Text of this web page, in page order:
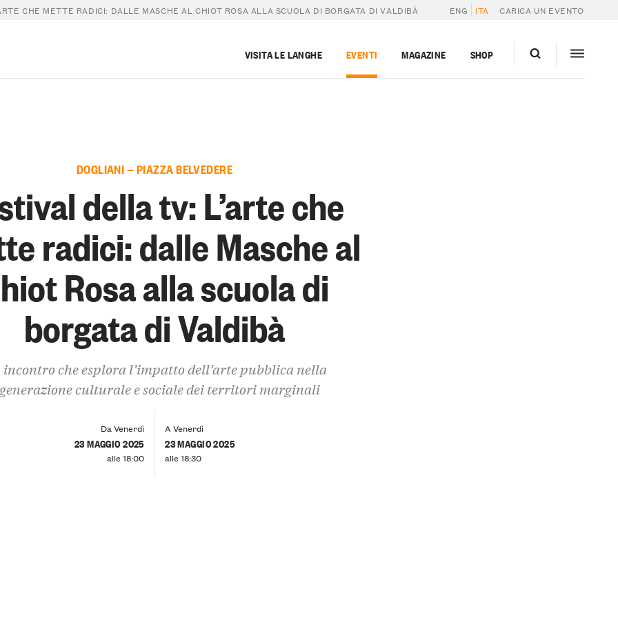
CHE METTE RADICI: DALLE MASCHE AL CHIOT ROSA ALLA SCUOLA DI BORGATA DI VALDIBÀ ENG ITA CARICA UN EVENTO
VISITA LE LANGHE EVENTI MAGAZINE SHOP
DOGLIANI — PIAZZA BELVEDERE
della tv: L’arte che
radici: dalle Masche al
Rosa alla scuola di
borgata di Valdibà
incontro che esplora l’impatto dell’arte pubblica nella
culturale e sociale dei territori marginali
Da Venerdì
23 MAGGIO 2025
alle 18:00
A Venerdì
23 MAGGIO 2025
alle 18:30